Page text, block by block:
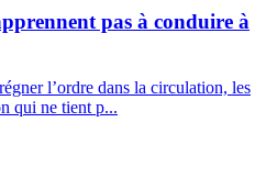
pas à conduire à
l’ordre dans la circulation, les
qui ne tient p...